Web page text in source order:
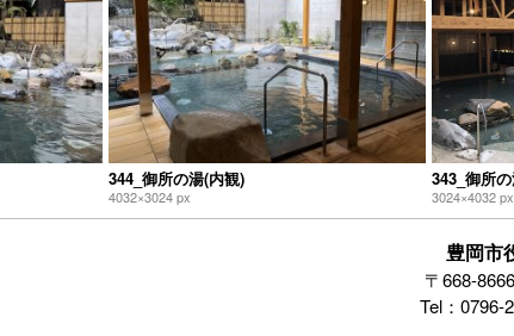
344_御所の湯(内観)
4032×3024 px
343_御所
3024×4032 px
豊岡市
〒668-
Tel：0796-